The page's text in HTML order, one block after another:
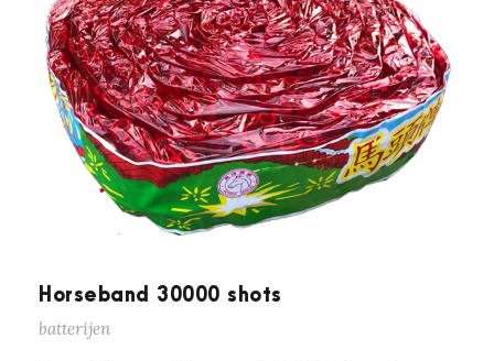
Horseband 30000 shots
batterijen